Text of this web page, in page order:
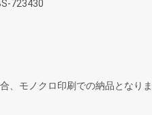
723430
、モノクロ印刷での納品となり